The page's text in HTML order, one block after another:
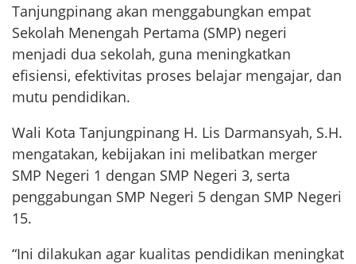
Tanjungpinang akan menggabungkan empat
Sekolah Menengah Pertama (SMP) negeri
menjadi dua sekolah, guna meningkatkan
efisiensi, efektivitas proses belajar mengajar, dan
mutu pendidikan.
Wali Kota Tanjungpinang H. Lis Darmansyah, S.H.
mengatakan, kebijakan ini melibatkan merger
SMP Negeri 1 dengan SMP Negeri 3, serta
penggabungan SMP Negeri 5 dengan SMP Negeri
15.
“Ini dilakukan agar kualitas pendidikan meningkat